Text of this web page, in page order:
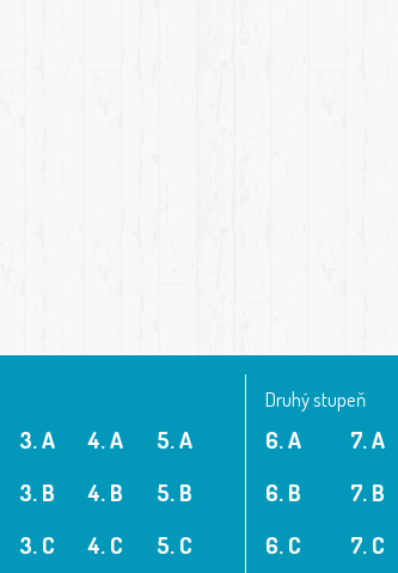
3. A
3. B
3. C
4. A
4. B
4. C
5. A
5. B
5. C
Druhý stupeň
6. A
6. B
6. C
7. A
7. B
7. C